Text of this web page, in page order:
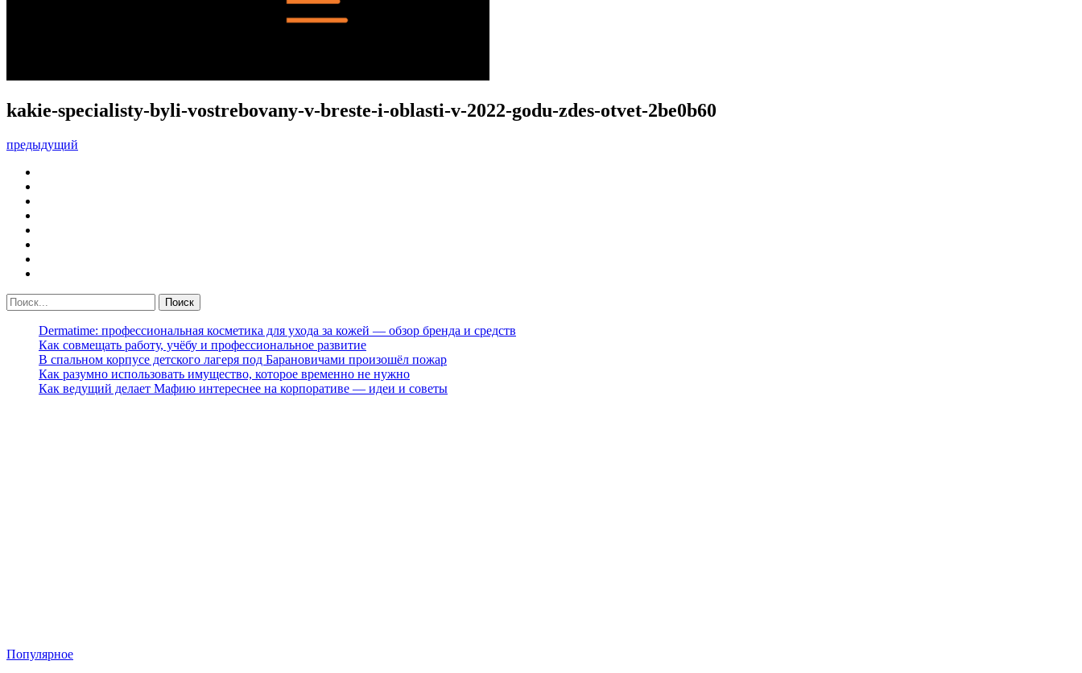
kakie-specialisty-byli-vostrebovany-v-breste-i-oblasti-v-2022-godu-zdes-otvet-2be0b60
предыдущий
Dermatime: профессиональная косметика для ухода за кожей — обзор бренда и средств
Как совмещать работу, учёбу и профессиональное развитие
В спальном корпусе детского лагеря под Барановичами произошёл пожар
Как разумно использовать имущество, которое временно не нужно
Как ведущий делает Мафию интереснее на корпоративе — идеи и советы
Популярное